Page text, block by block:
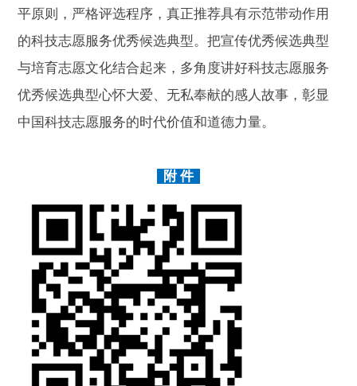
平原则，严格评选程序，真正推荐具有示范带动作用
的科技志愿服务优秀候选典型。把宣传优秀候选典型
与培育志愿文化结合起来，多角度讲好科技志愿服务
优秀候选典型心怀大爱、无私奉献的感人故事，彰显
中国科技志愿服务的时代价值和道德力量。
附 件